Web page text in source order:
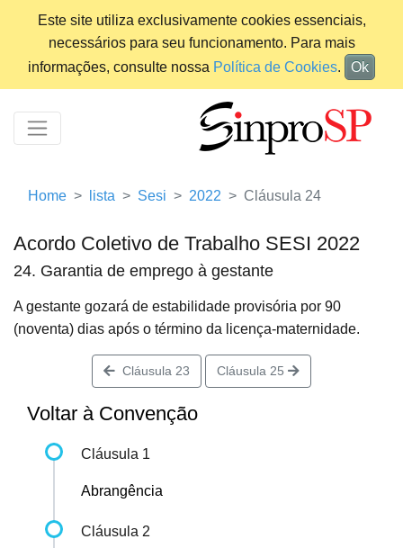
Este site utiliza exclusivamente cookies essenciais,
necessários para seu funcionamento. Para mais
informações, consulte nossa Política de Cookies. Ok
Home lista Sesi 2022 Cláusula 24
Acordo Coletivo de Trabalho SESI 2022
24. Garantia de emprego à gestante
A gestante gozará de estabilidade provisória por 90
(noventa) dias após o término da licença-maternidade.
Cláusula 23 Cláusula 25
Voltar à Convenção
Cláusula 1
Abrangência
Cláusula 2